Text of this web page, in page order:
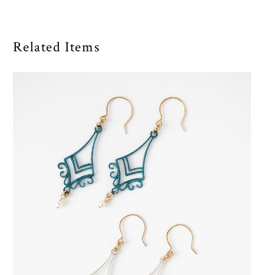
Related Items